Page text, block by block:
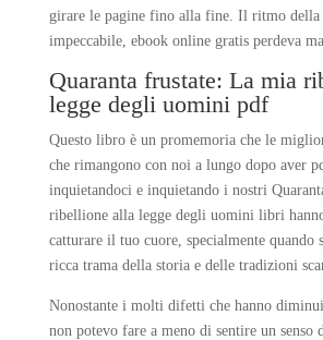
girare le pagine fino alla fine. Il ritmo della
impeccabile, ebook online gratis perdeva
Quaranta frustate: La mia
legge degli uomini pdf
Questo libro è un promemoria che le
che rimangono con noi a lungo dopo aver
inquietandoci e inquietando i nostri
ribellione alla legge degli uomini libri
catturare il tuo cuore, specialmente quando
ricca trama della storia e delle tradizioni
Nonostante i molti difetti che hanno
non potevo fare a meno di sentire un senso